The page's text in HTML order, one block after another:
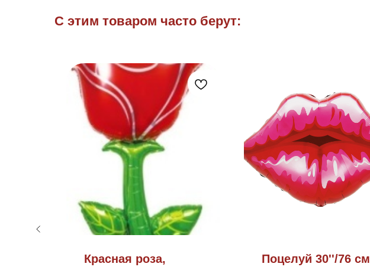
С этим товаром часто берут:
Красная роза,
Поцелуй 30''/76 см